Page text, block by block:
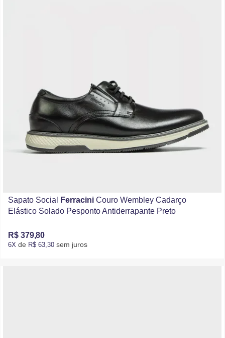
Sapato Social Ferracini Couro Wembley Cadarço
Elástico Solado Pesponto Antiderrapante Preto
R$ 379,80
6X de R$ 63,30 sem juros